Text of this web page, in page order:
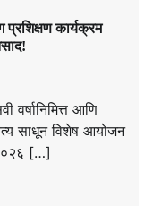
प्रशिक्षण कार्यक्रम
आणि
साधून विशेष आयोजन
[…]